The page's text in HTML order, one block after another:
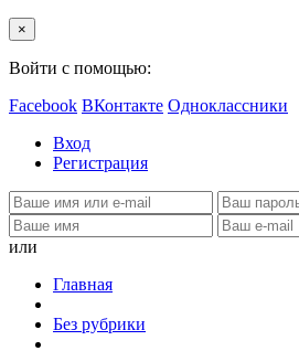
×
Войти с помощью:
Facebook ВКонтакте Одноклассники
Вход
Регистрация
или
Главная
Без рубрики